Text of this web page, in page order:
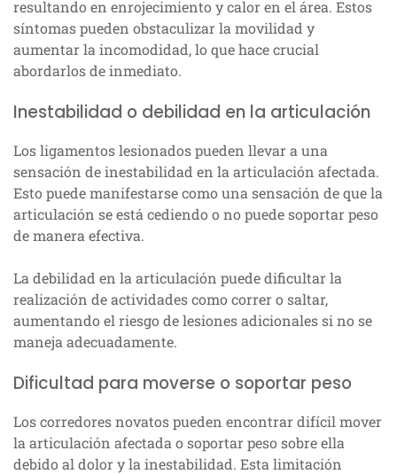
resultando en enrojecimiento y calor en el área. Estos
síntomas pueden obstaculizar la movilidad y
aumentar la incomodidad, lo que hace crucial
abordarlos de inmediato.
Inestabilidad o debilidad en la articulación
Los ligamentos lesionados pueden llevar a una
sensación de inestabilidad en la articulación afectada.
Esto puede manifestarse como una sensación de que la
articulación se está cediendo o no puede soportar peso
de manera efectiva.
La debilidad en la articulación puede dificultar la
realización de actividades como correr o saltar,
aumentando el riesgo de lesiones adicionales si no se
maneja adecuadamente.
Dificultad para moverse o soportar peso
Los corredores novatos pueden encontrar difícil mover
la articulación afectada o soportar peso sobre ella
debido al dolor y la inestabilidad. Esta limitación